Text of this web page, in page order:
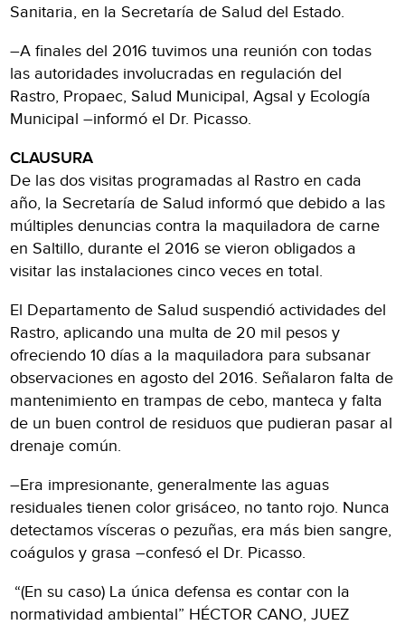
Sanitaria, en la Secretaría de Salud del Estado.
–A finales del 2016 tuvimos una reunión con todas
las autoridades involucradas en regulación del
Rastro, Propaec, Salud Municipal, Agsal y Ecología
Municipal –informó el Dr. Picasso.
CLAUSURA
De las dos visitas programadas al Rastro en cada
año, la Secretaría de Salud informó que debido a las
múltiples denuncias contra la maquiladora de carne
en Saltillo, durante el 2016 se vieron obligados a
visitar las instalaciones cinco veces en total.
El Departamento de Salud suspendió actividades del
Rastro, aplicando una multa de 20 mil pesos y
ofreciendo 10 días a la maquiladora para subsanar
observaciones en agosto del 2016. Señalaron falta de
mantenimiento en trampas de cebo, manteca y falta
de un buen control de residuos que pudieran pasar al
drenaje común.
–Era impresionante, generalmente las aguas
residuales tienen color grisáceo, no tanto rojo. Nunca
detectamos vísceras o pezuñas, era más bien sangre,
coágulos y grasa –confesó el Dr. Picasso.
“(En su caso) La única defensa es contar con la
normatividad ambiental” HÉCTOR CANO, JUEZ